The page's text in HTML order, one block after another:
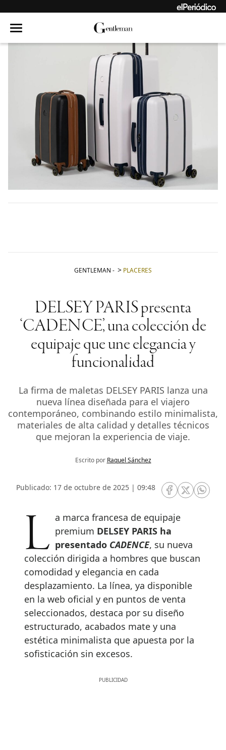
GENTLEMAN - PLACERES
DELSEY PARIS presenta
‘CADENCE’, una colección de
equipaje que une elegancia y
funcionalidad
La firma de maletas DELSEY PARIS lanza una
nueva línea diseñada para el viajero
contemporáneo, combinando estilo minimalista,
materiales de alta calidad y detalles técnicos
que mejoran la experiencia de viaje.
Escrito por Raquel Sánchez
Publicado: 17 de octubre de 2025 | 09:48
RRSS Facebook
RRSSRRSS
La marca francesa de equipaje premium DELSEY PARIS ha
presentado CADENCE, su nueva
colección dirigida a hombres que buscan
comodidad y elegancia en cada
desplazamiento. La línea, ya disponible
en la web oficial y en puntos de venta
seleccionados, destaca por su diseño
estructurado, acabados mate y una
estética minimalista que apuesta por la
sofisticación sin excesos.